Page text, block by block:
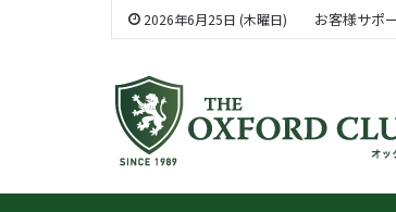
2026年6月25日 (木曜日) お客様サポ